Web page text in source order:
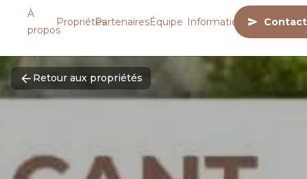
À
propos
PropriétésPartenairesÉquipe Informations
Retour aux propriétés